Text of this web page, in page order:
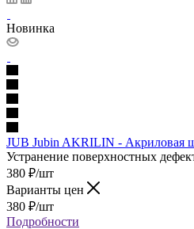
Новинка
JUB Jubin AKRILIN - Акриловая
Устранение поверхностных
380 ₽/шт
Варианты цен
380 ₽/шт
Подробности